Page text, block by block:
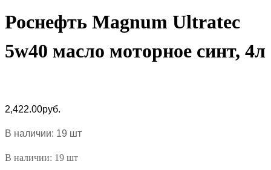
Роснефть Magnum Ultratec
5w40 масло моторное синт, 4л
2,422.00руб.
В наличии: 19 шт
В наличии: 19 шт